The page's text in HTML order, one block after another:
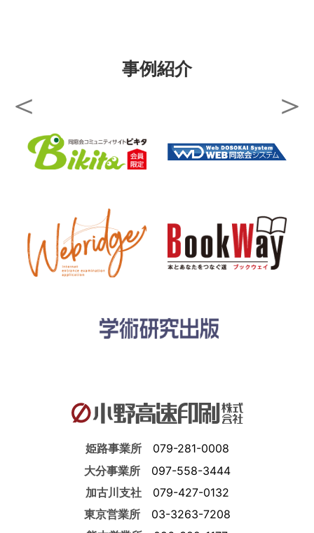
事例紹介
姫路事業所
079-281-0008
大分事業所
097-558-3444
加古川支社
079-427-0132
東京営業所
03-3263-7208